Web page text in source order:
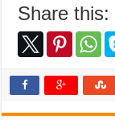
Share this: